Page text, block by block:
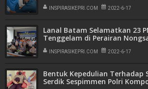
INSPIRASIKEPRI.COM 2022-6-17
Lanal Batam Selamatkan 23
Tenggelam di Perairan
Dalam Pencarian
INSPIRASIKEPRI.COM 2022-6-17
Bentuk Kepedulian Terhadap
Serdik Sespimmen Polri